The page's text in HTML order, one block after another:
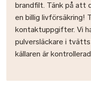
brandfilt. Tänk på att
en billig livförsäkring!
kontaktuppgifter. Vi
pulversläckare i
källaren är